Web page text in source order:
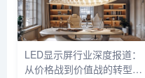
是小间距LED在会议室、控制室
等专业显示领域的渗透率进一步
提升。与此同时，海外市场成为
增长引擎，东南亚、中东等地区
的数字标牌项目加速落地，中国
LED显示屏出口额创下新高。
LED显示屏行业深度报道：
从价格战到价值战的转型之